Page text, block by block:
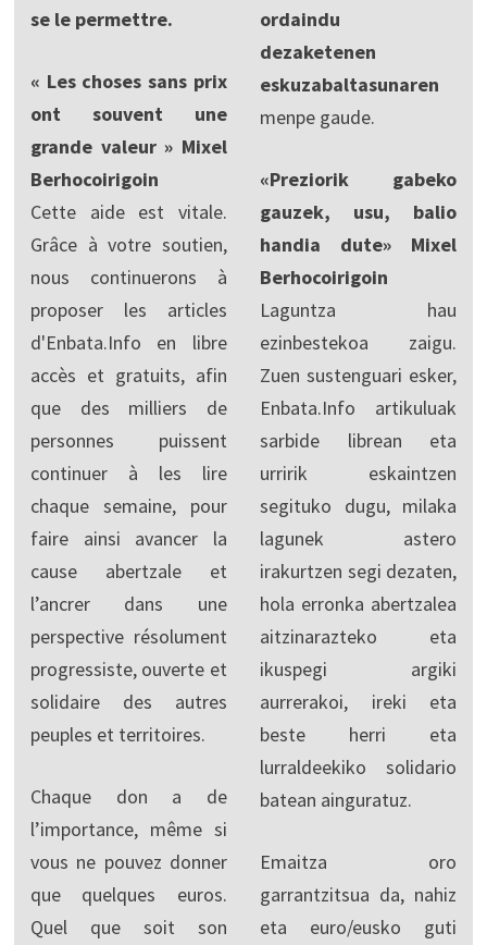
se le permettre.
« Les choses sans prix
ont souvent une
grande valeur » Mixel
Berhocoirigoin
Cette aide est vitale.
Grâce à votre soutien,
nous continuerons à
proposer les articles
d'Enbata.Info en libre
accès et gratuits, afin
que des milliers de
personnes puissent
continuer à les lire
chaque semaine, pour
faire ainsi avancer la
cause abertzale et
l’ancrer dans une
perspective résolument
progressiste, ouverte et
solidaire des autres
peuples et territoires.
Chaque don a de
l’importance, même si
vous ne pouvez donner
que quelques euros.
Quel que soit son
ordaindu
dezaketenen
eskuzabaltasunaren
menpe gaude.
«Preziorik gabeko
gauzek, usu, balio
handia dute» Mixel
Berhocoirigoin
Laguntza hau
ezinbestekoa zaigu.
Zuen sustenguari esker,
Enbata.Info artikuluak
sarbide librean eta
urririk eskaintzen
segituko dugu, milaka
lagunek astero
irakurtzen segi dezaten,
hola erronka abertzalea
aitzinarazteko eta
ikuspegi argiki
aurrerakoi, ireki eta
beste herri eta
lurraldeekiko solidario
batean ainguratuz.
Emaitza oro
garrantzitsua da, nahiz
eta euro/eusko guti